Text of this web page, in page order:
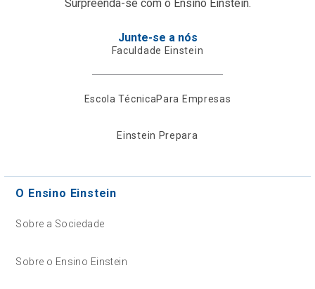
Surpreenda-se com o Ensino Einstein.
Junte-se a nós
Faculdade Einstein
Escola TécnicaPara Empresas
Einstein Prepara
O Ensino Einstein
Sobre a Sociedade
Sobre o Ensino Einstein